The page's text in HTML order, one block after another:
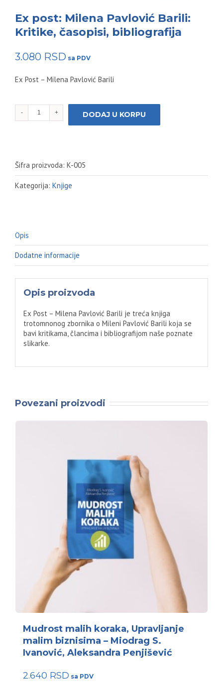
Ex post: Milena Pavlović Barili:
Kritike, časopisi, bibliografija
3.080 RSD
Ex Post – Milena Pavlović Barili
post:
časopisi,
bibliografija
količina
DODAJ U KORPU
Šifra proizvoda: K-005
Kategorija: Knjige
Opis
Dodatne informacije
Opis proizvoda
Ex Post – Milena Pavlović Barili je treća knjiga
trotomnonog zbornika o Mileni Pavlović Barili koja se
bavi kritikama, člancima i bibliografijom naše poznate
slikarke.
Povezani proizvodi
Mudrost malih koraka, Upravljanje
malim biznisima – Miodrag S.
Ivanović, Aleksandra Penjišević
2.640 RSD